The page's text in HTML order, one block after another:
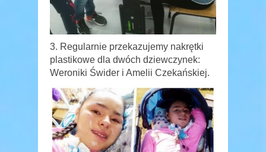
3. Regularnie przekazujemy nakrętki
plastikowe dla dwóch dziewczynek:
Weroniki Świder i Amelii Czekańskiej.